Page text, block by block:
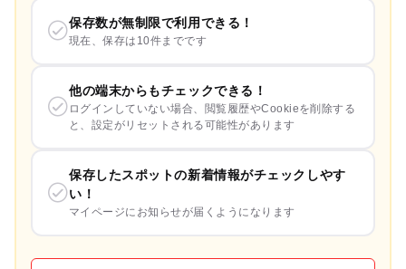
保存数が無制限で利用できる！
現在、保存は10件までです
他の端末からもチェックできる！
ログインしていない場合、閲覧履歴やCookieを削除する
と、設定がリセットされる可能性があります
保存したスポットの新着情報がチェックしやす
い！
マイページにお知らせが届くようになります